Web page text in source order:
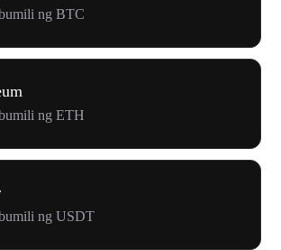
ng BTC
ng ETH
ng USDT